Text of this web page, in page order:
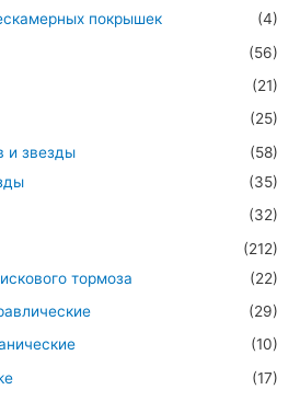
покрышек
(4)
(56)
(21)
(25)
и звезды
(58)
(35)
(32)
(212)
тормоза
(22)
(29)
(10)
(17)